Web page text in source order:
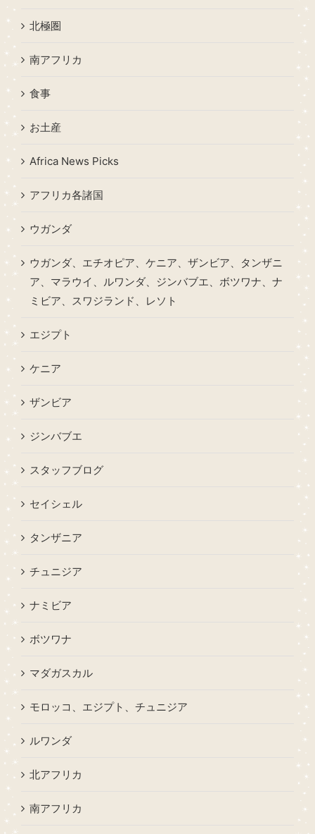
北極圏
南アフリカ
食事
お土産
Africa News Picks
アフリカ各諸国
ウガンダ
ウガンダ、エチオピア、ケニア、ザンビア、タンザニ
ア、マラウイ、ルワンダ、ジンバブエ、ボツワナ、ナ
ミビア、スワジランド、レソト
エジプト
ケニア
ザンビア
ジンバブエ
スタッフブログ
セイシェル
タンザニア
チュニジア
ナミビア
ボツワナ
マダガスカル
モロッコ、エジプト、チュニジア
ルワンダ
北アフリカ
南アフリカ